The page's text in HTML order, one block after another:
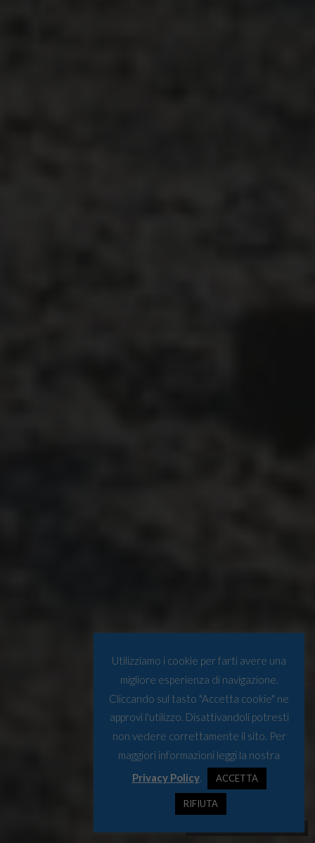
Utilizziamo i cookie per farti avere una
migliore esperienza di navigazione.
Cliccando sul tasto "Accetta cookie" ne
approvi l'utilizzo. Disattivandoli potresti
non vedere correttamente il sito. Per
maggiori informazioni leggi la nostra
Privacy Policy. ACCETTA
RIFIUTA